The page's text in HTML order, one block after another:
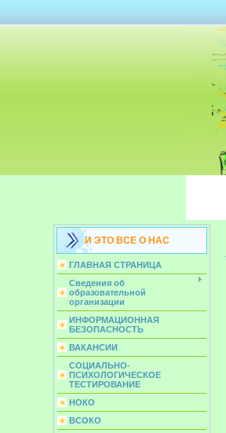
И ЭТО ВСЕ О НАС
ГЛАВНАЯ СТРАНИЦА
Сведения об
образовательной
организации
ИНФОРМАЦИОННАЯ
БЕЗОПАСНОСТЬ
ВАКАНСИИ
СОЦИАЛЬНО-
ПСИХОЛОГИЧЕСКОЕ
ТЕСТИРОВАНИЕ
НОКО
ВСОКО